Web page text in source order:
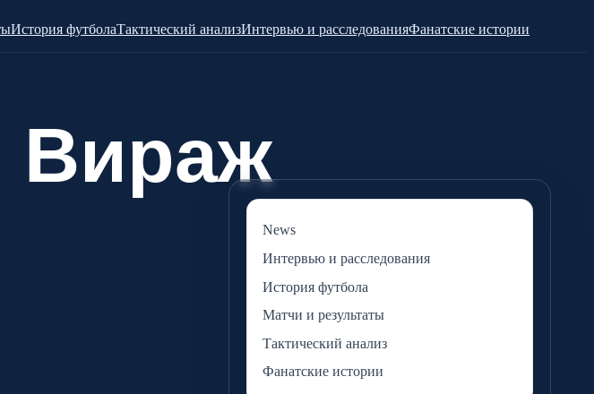
История футболаТактический анализИнтервью и расследованияФанатские истории
News
Интервью и расследования
История футбола
Матчи и результаты
Тактический анализ
Фанатские истории